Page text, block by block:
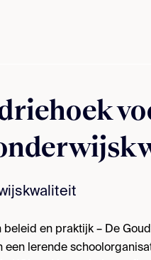
en praktijk – De
een lerende